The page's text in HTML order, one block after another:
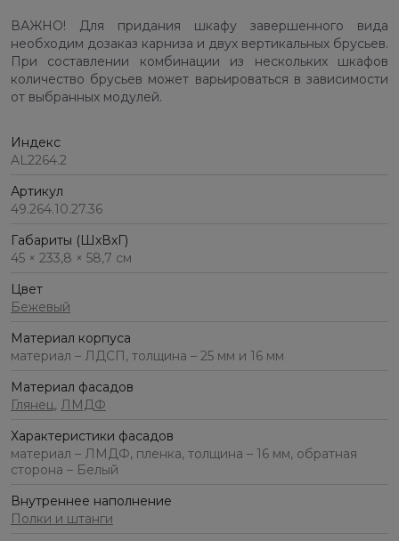
ВАЖНО! Для придания шкафу завершенного вида
необходим дозаказ карниза и двух вертикальных брусьев.
При составлении комбинации из нескольких шкафов
количество брусьев может варьироваться в зависимости
от выбранных модулей.
Индекс
AL2264.2
Артикул
49.264.10.27.36
Габариты (ШхВхГ)
45 × 233,8 × 58,7 см
Цвет
Бежевый
Материал корпуса
материал – ЛДСП, толщина – 25 мм и 16 мм
Материал фасадов
Глянец, ЛМДФ
Характеристики фасадов
материал – ЛМДФ, пленка, толщина – 16 мм, обратная
сторона – Белый
Внутреннее наполнение
Полки и штанги